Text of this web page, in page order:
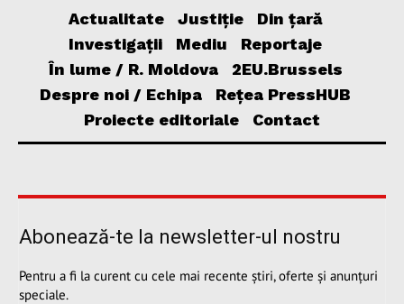
Actualitate Justiție
Din țară
Investigații
Mediu
Reportaje
În lume / R. Moldova
2EU.Brussels
Despre noi / Echipa
Rețea PressHUB
Proiecte editoriale
Contact
Abonează-te la newsletter-ul nostru
Pentru a fi la curent cu cele mai recente știri, oferte și anunțuri
speciale.